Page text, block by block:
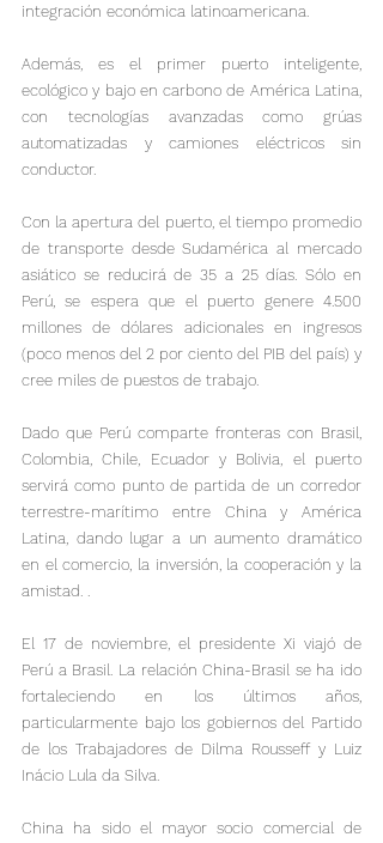
integración económica latinoamericana.
Además, es el primer puerto inteligente,
ecológico y bajo en carbono de América Latina,
con tecnologías avanzadas como grúas
automatizadas y camiones eléctricos sin
conductor.
Con la apertura del puerto, el tiempo promedio
de transporte desde Sudamérica al mercado
asiático se reducirá de 35 a 25 días. Sólo en
Perú, se espera que el puerto genere 4.500
millones de dólares adicionales en ingresos
(poco menos del 2 por ciento del PIB del país) y
cree miles de puestos de trabajo.
Dado que Perú comparte fronteras con Brasil,
Colombia, Chile, Ecuador y Bolivia, el puerto
servirá como punto de partida de un corredor
terrestre-marítimo entre China y América
Latina, dando lugar a un aumento dramático
en el comercio, la inversión, la cooperación y la
amistad. .
El 17 de noviembre, el presidente Xi viajó de
Perú a Brasil. La relación China-Brasil se ha ido
fortaleciendo en los últimos años,
particularmente bajo los gobiernos del Partido
de los Trabajadores de Dilma Rousseff y Luiz
Inácio Lula da Silva.
China ha sido el mayor socio comercial de